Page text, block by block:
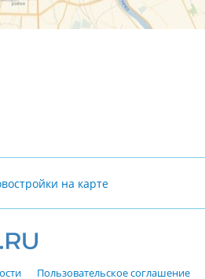
на карте
Пользовательское соглашение